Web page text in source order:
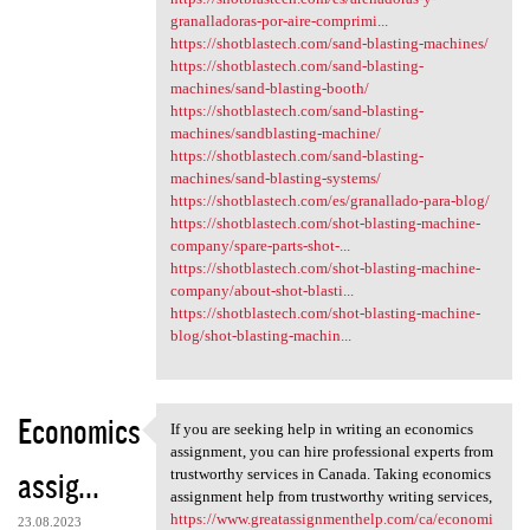
granalladoras-por-aire-comprimi...
https://shotblastech.com/sand-blasting-machines/
https://shotblastech.com/sand-blasting-
machines/sand-blasting-booth/
https://shotblastech.com/sand-blasting-
machines/sandblasting-machine/
https://shotblastech.com/sand-blasting-
machines/sand-blasting-systems/
https://shotblastech.com/es/granallado-para-blog/
https://shotblastech.com/shot-blasting-machine-
company/spare-parts-shot-...
https://shotblastech.com/shot-blasting-machine-
company/about-shot-blasti...
https://shotblastech.com/shot-blasting-machine-
blog/shot-blasting-machin...
Economics
assig...
23.08.2023
If you are seeking help in
If you are seeking help in writing an economics
assignment, you can hire professional experts from
trustworthy services in Canada. Taking economics
assignment help from trustworthy writing services,
https://www.greatassignmenthelp.com/ca/economi